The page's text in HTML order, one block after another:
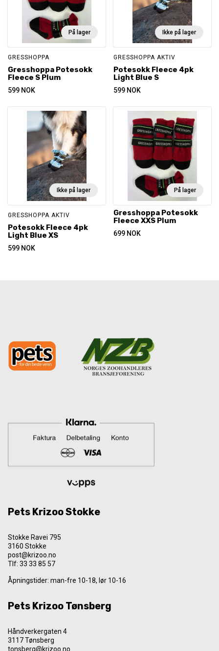
På lager
GRESSHOPPA
Gresshoppa Potesokk
Fleece S Plum
599 NOK
Ikke på lager
GRESSHOPPA AKTIV
Potesokk Fleece 4pk
Light Blue S
599 NOK
Ikke på lager
GRESSHOPPA AKTIV
Potesokk Fleece 4pk
Light Blue XS
599 NOK
På lager
Gresshoppa Potesokk
Fleece XXS Plum
699 NOK
Pets Krizoo Stokke
Stokke Ravei 795
3160 Stokke
post@krizoo.no
Tlf: 33 33 85 57
Åpningstider: man-fre 10-18, lør 10-16
Pets Krizoo Tønsberg
Håndverkergaten 4
3117 Tønsberg
tonsberg@krizoo.no